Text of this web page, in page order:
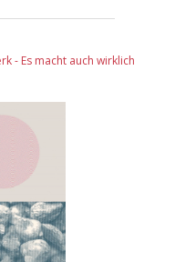
- Es macht auch wirklich